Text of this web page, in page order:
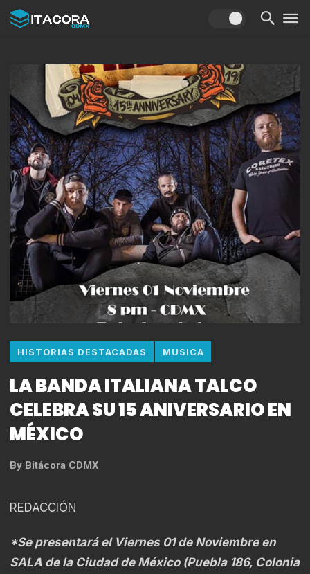
HISTORIAS DESTACADAS MUSICA
LA BANDA ITALIANA TALCO
CELEBRA SU 15 ANIVERSARIO EN
MÉXICO
By Bitácora CDMX
REDACCIÓN
*Se presentará el Viernes 01 de Noviembre en
SALA de la Ciudad de México (Puebla 186, Colonia